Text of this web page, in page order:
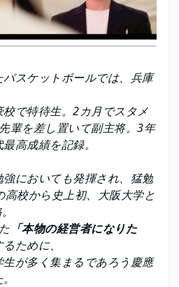
スケットボールでは、兵庫
で特待生。2カ月でスタメ
輩を差し置いて副主将。3年
高成績を記録。
においても発揮され、猛勉
校から史上初、大阪大学と
「本物の経営者になりた
ために、
が多く集まるであろう慶應